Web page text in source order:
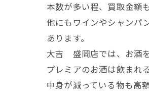
本数が多い程、買取金額
他にもワインやシャンパ
あります。
大吉 盛岡店では、お酒
プレミアのお酒は飲まれ
中身が減っている物も高